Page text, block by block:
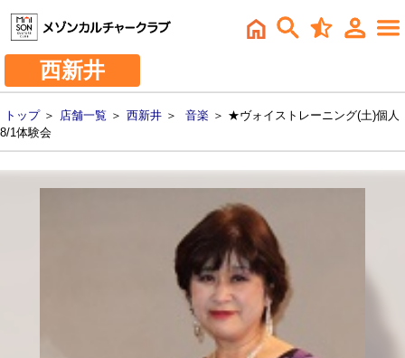
西新井
トップ＞ 店舗一覧 ＞ 西新井 ＞ 音楽 ＞ ★ヴォイストレーニング(土)個人
8/1体験会